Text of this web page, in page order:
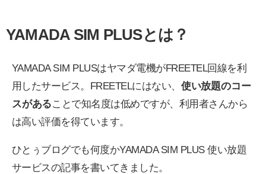
YAMADA SIM PLUSとは？
YAMADA SIM PLUSはヤマダ電機がFREETEL回線を利
用したサービス。FREETELにはない、 使い放題のコー
スがあることで知名度は低めですが、利用者さんから
は高い評価を得ています。
ひとぅブログでも何度かYAMADA SIM PLUS 使い放題
サービスの記事を書いてきました。